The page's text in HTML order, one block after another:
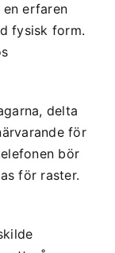
erfaren
fysisk form.
delta
för
bör
för raster.